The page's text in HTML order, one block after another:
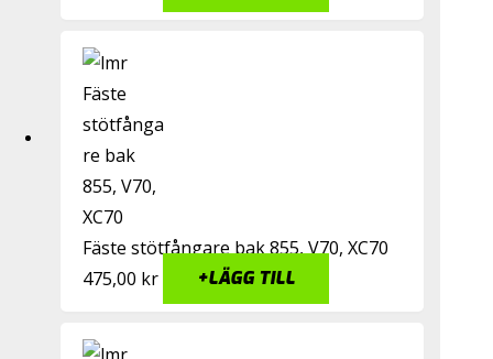
Fäste stötfångare bak 855, V70, XC70
475,00 kr +LÄGG TILL